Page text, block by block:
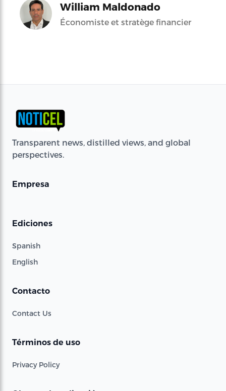
William Maldonado
Économiste et stratège financier
Transparent news, distilled views, and global
perspectives.
Empresa
Ediciones
Spanish
English
Contacto
Contact Us
Términos de uso
Privacy Policy